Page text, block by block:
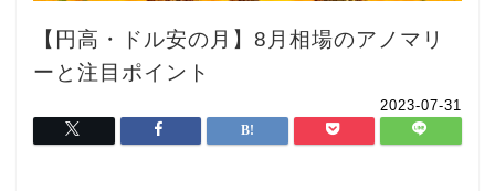
【円高・ドル安の月】8月相場のアノマリ
ーと注目ポイント
2023-07-31